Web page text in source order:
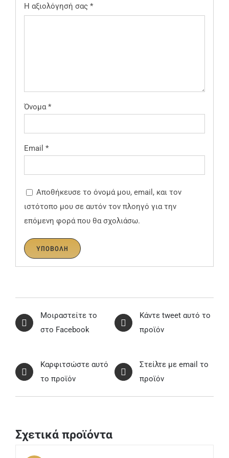
Η αξιολόγησή σας *
Όνομα*
Email *
Αποθήκευσε το όνομά μου, email, και τον
ιστότοπο μου σε αυτόν τον πλοηγό για την
επόμενη φορά που θα σχολιάσω.
Μοιραστείτε το
στο Facebook
Κάντε tweet αυτό το
προϊόν
Καρφιτσώστε αυτό
το προϊόν
Στείλτε με email το
προϊόν
Σχετικά προϊόντα